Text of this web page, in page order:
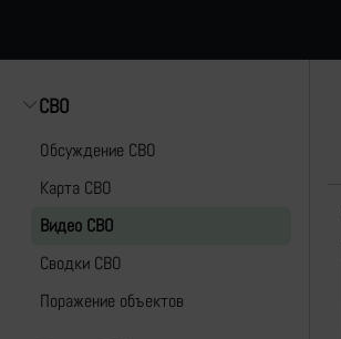
СВО
Обсуждение СВО
Карта СВО
Видео СВО
Cводки СВО
Поражение объектов